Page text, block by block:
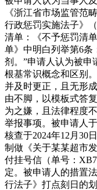
《浙江省市场监管范
行政惩罚实施法子》
清单：《不予惩罚清
单》中明白列举第6条
剂。”申请人认为被申
根基常识概念和区别
并及时更正，且无形
由不脚，以模板式答
为之嫌，且法律程度
举报事项。被申请人
核查于2024年12月30
制做《关于某某超市
付挂号信（单号：
定。被申请人的措置
行法子》打点刻日的